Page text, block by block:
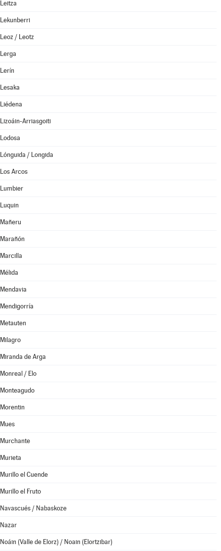
Leitza
Lekunberri
Leoz / Leotz
Lerga
Lerín
Lesaka
Liédena
Lizoáin-Arriasgoiti
Lodosa
Lónguida / Longida
Los Arcos
Lumbier
Luquin
Mañeru
Marañón
Marcilla
Mélida
Mendavia
Mendigorría
Metauten
Milagro
Miranda de Arga
Monreal / Elo
Monteagudo
Morentin
Mues
Murchante
Murieta
Murillo el Cuende
Murillo el Fruto
Navascués / Nabaskoze
Nazar
Noáin (Valle de Elorz) / Noain (Elortzibar)